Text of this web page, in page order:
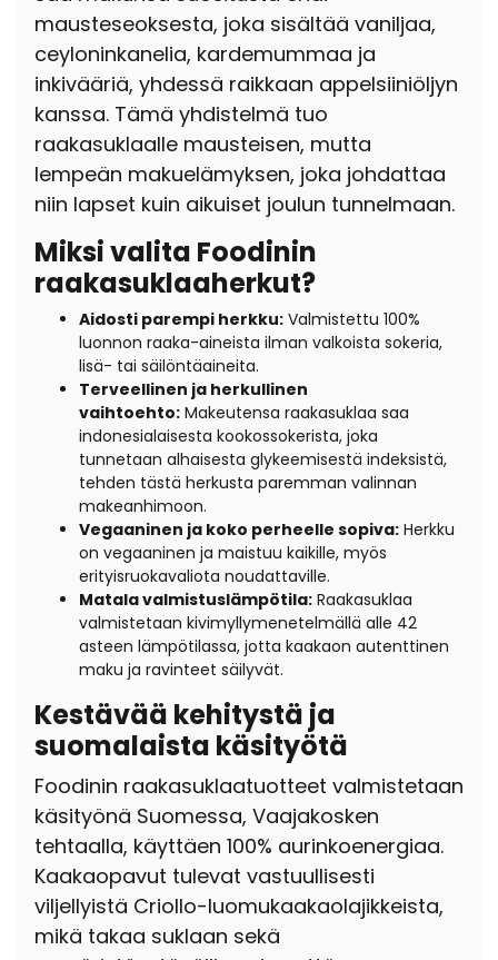
mausteseoksesta, joka sisältää vaniljaa,
ceyloninkanelia, kardemummaa ja
inkivääriä, yhdessä raikkaan appelsiiniöljyn
kanssa. Tämä yhdistelmä tuo
raakasuklaalle mausteisen, mutta
lempeän makuelämyksen, joka johdattaa
niin lapset kuin aikuiset joulun tunnelmaan.
Miksi valita Foodinin
raakasuklaaherkut?
Aidosti parempi herkku: Valmistettu 100%
luonnon raaka-aineista ilman valkoista sokeria,
lisä- tai säilöntäaineita.
Terveellinen ja herkullinen
vaihtoehto: Makeutensa raakasuklaa saa
indonesialaisesta kookossokerista, joka
tunnetaan alhaisesta glykeemisestä indeksistä,
tehden tästä herkusta paremman valinnan
makeanhimoon.
Vegaaninen ja koko perheelle sopiva: Herkku
on vegaaninen ja maistuu kaikille, myös
erityisruokavaliota noudattaville.
Matala valmistuslämpötila: Raakasuklaa
valmistetaan kivimyllymenetelmällä alle 42
asteen lämpötilassa, jotta kaakaon autenttinen
maku ja ravinteet säilyvät.
Kestävää kehitystä ja
suomalaista käsityötä
Foodinin raakasuklaatuotteet valmistetaan
käsityönä Suomessa, Vaajakosken
tehtaalla, käyttäen 100% aurinkoenergiaa.
Kaakaopavut tulevat vastuullisesti
viljellyistä Criollo-luomukaakaolajikkeista,
mikä takaa suklaan sekä